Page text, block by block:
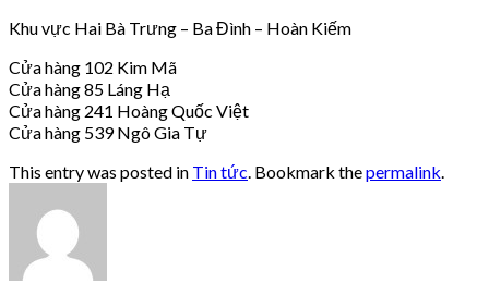
Khu vực Hai Bà Trưng – Ba Đình – Hoàn Kiếm
Cửa hàng 102 Kim Mã
Cửa hàng 85 Láng Hạ
Cửa hàng 241 Hoàng Quốc Việt
Cửa hàng 539 Ngô Gia Tự
This entry was posted in Tin tức . Bookmark thepermalink